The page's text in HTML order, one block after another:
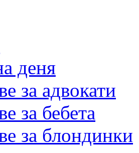
деня
за адвокати
за бебета
за блондинки